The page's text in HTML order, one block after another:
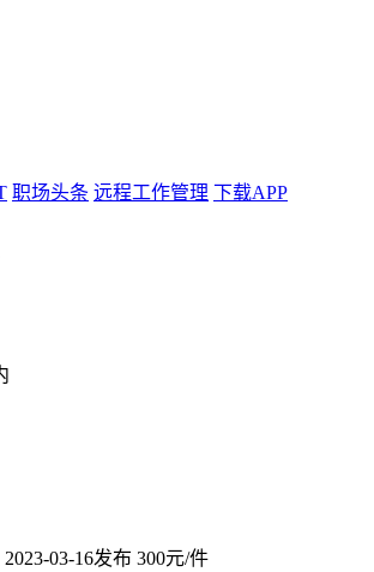
职场头条 远程工作管理 下载APP
2023-03-16发布 300元/件